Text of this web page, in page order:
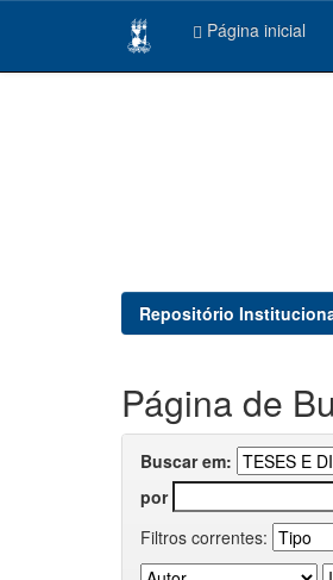
Página inicial
Repositório
Página de
Buscar em:
por
Filtros correntes: